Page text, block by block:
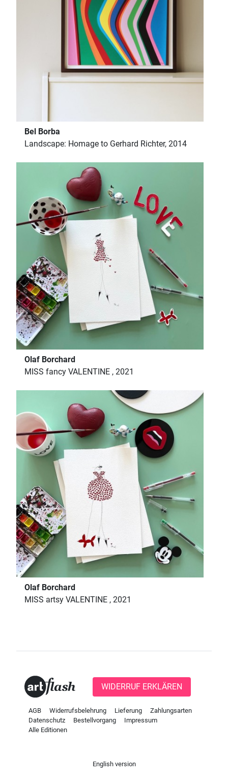
Bel Borba
Landscape: Homage to Gerhard Richter, 2014
Olaf Borchard
MISS fancy VALENTINE , 2021
Olaf Borchard
MISS artsy VALENTINE , 2021
WIDERRUF ERKLÄREN
AGB Widerrufsbelehrung Lieferung
Zahlungsarten
Datenschutz
Bestellvorgang
Impressum
Alle Editionen
English version